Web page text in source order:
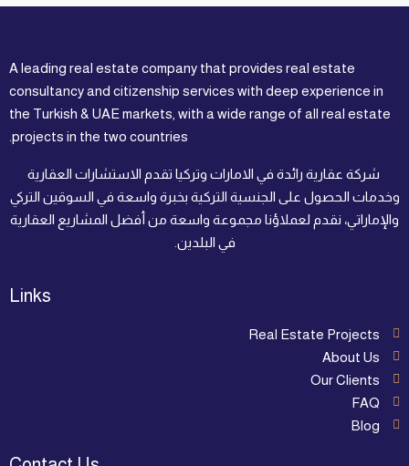
A leading real estate company that provides real estate
consultancy and citizenship services with deep experience in
the Turkish & UAE markets, with a wide range of all real estate
projects in the two countries.
شركة عقارية رائدة في الامارات وتركيا تقدم الاستشارات العقارية
وخدمات الحصول على الجنسية التركية بخبرة واسعة في السوقين التركي
والإماراتي، نقدم لعملاؤنا مجموعة واسعة من أفضل المشاريع العقارية
في البلدين.
Links
Real Estate Projects
About Us
Our Clients
FAQ
Blog